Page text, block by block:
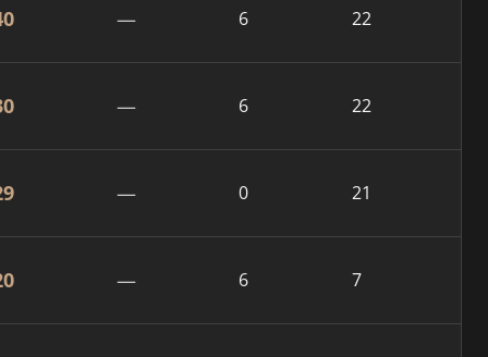
— 6 22
— 6 22
— 0 21
— 6 7